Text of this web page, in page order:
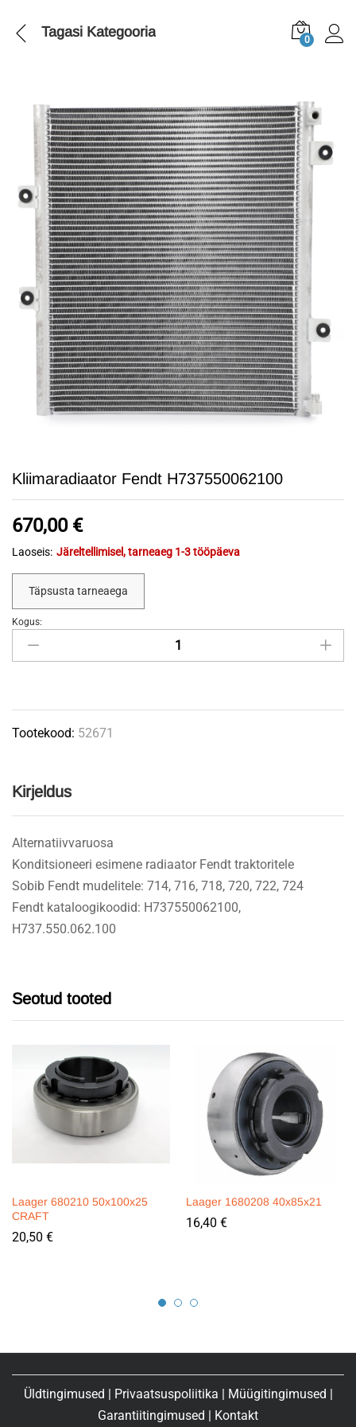
Tagasi Kategooria 0
Kliimaradiaator Fendt H737550062100
670,00 €
Laoseis: Järeltellimisel, tarneaeg 1-3 tööpäeva
Täpsusta tarneaega
Kliimaradiaator
Fendt
Kogus:
Tootekood: 52671
Kirjeldus
Alternatiivvaruosa
Konditsioneeri esimene radiaator Fendt traktoritele
Sobib Fendt mudelitele: 714, 716, 718, 720, 722, 724
Fendt kataloogikoodid: H737550062100,
H737.550.062.100
Seotud tooted
Laager 680210 50x100x25
CRAFT
20,50 €
Laager 1680208 40x85x21
16,40 €
Üldtingimused Privaatsuspoliitika Müügitingimused
Garantiitingimused
Kontakt